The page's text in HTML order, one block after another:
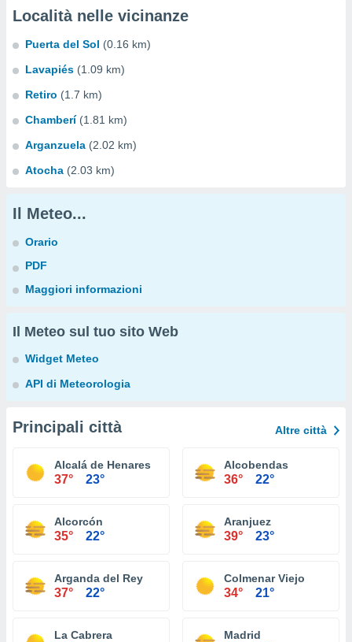
Località nelle vicinanze
Puerta del Sol (0.16 km)
Lavapiés (1.09 km)
Retiro (1.7 km)
Chamberí (1.81 km)
Arganzuela (2.02 km)
Atocha (2.03 km)
Il Meteo...
Orario
PDF
Maggiori informazioni
Il Meteo sul tuo sito Web
Widget Meteo
API di Meteorologia
Principali città Altre città
Alcalá de Henares
37° 23°
Alcobendas
36° 22°
Alcorcón
35° 22°
Aranjuez
39° 23°
Arganda del Rey
37° 22°
Colmenar Viejo
34° 21°
La Cabrera Madrid